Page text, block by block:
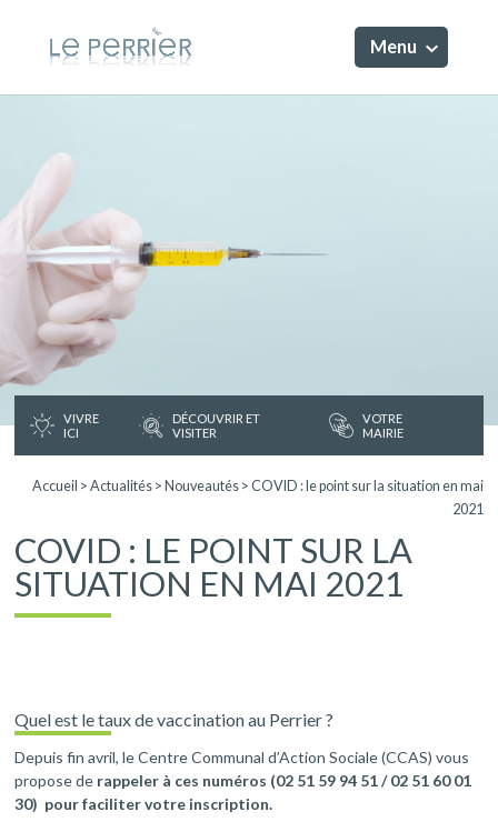
Menu
VIVRE
ICI
DÉCOUVRIR ET
VISITER
VOTRE
MAIRIE
Accueil > Actualités> Nouveautés> COVID : le point sur la situation en mai
2021
COVID : LE POINT SUR LA
SITUATION EN MAI 2021
Quel est le taux de vaccination au Perrier ?
Depuis fin avril, le Centre Communal d’Action Sociale (CCAS) vous
propose de rappeler à ces numéros (02 51 59 94 51 / 02 51 60 01
30) pour faciliter votre inscription.